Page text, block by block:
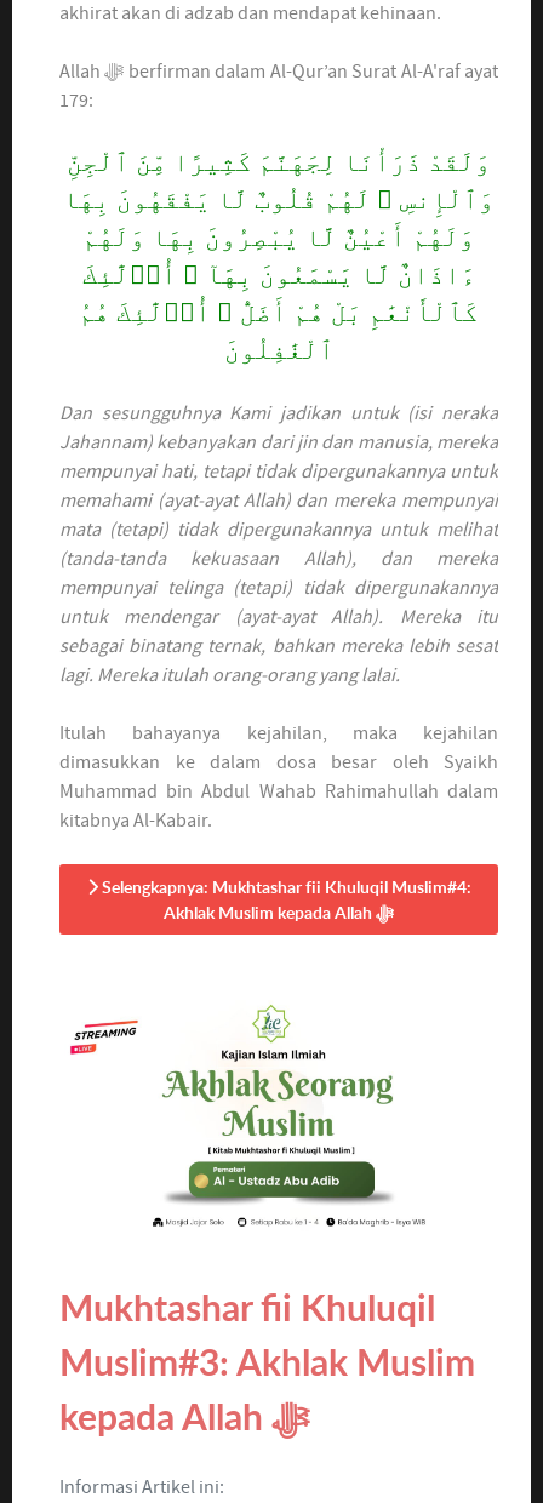
akhirat akan di adzab dan mendapat kehinaan.
Allah ﷻ berfirman dalam Al-Qur’an Surat Al-A'raf ayat
179:
وَلَقَدْ ذَرَأْنَا لِجَهَنَّمَ كَثِيرًا مِّنَ ٱلْجِنِّ
وَٱلْإِنسِ ۖ لَهُمْ قُلُوبٌ لَّا يَفْقَهُونَ بِهَا
وَلَهُمْ أَعْيُنٌ لَّا يُبْصِرُونَ بِهَا وَلَهُمْ
ءَاذَانٌ لَّا يَسْمَعُونَ بِهَآ ۚ أُو۟لَٰٓئِكَ
كَٱلْأَنْعَٰمِ بَلْ هُمْ أَضَلُّ ۚ أُو۟لَٰٓئِكَ هُمُ
ٱلْغَٰفِلُونَ
Dan sesungguhnya Kami jadikan untuk (isi neraka
Jahannam) kebanyakan dari jin dan manusia, mereka
mempunyai hati, tetapi tidak dipergunakannya untuk
memahami (ayat-ayat Allah) dan mereka mempunyai
mata (tetapi) tidak dipergunakannya untuk melihat
(tanda-tanda kekuasaan Allah), dan mereka
mempunyai telinga (tetapi) tidak dipergunakannya
untuk mendengar (ayat-ayat Allah). Mereka itu
sebagai binatang ternak, bahkan mereka lebih sesat
lagi. Mereka itulah orang-orang yang lalai.
Itulah bahayanya kejahilan, maka kejahilan
dimasukkan ke dalam dosa besar oleh Syaikh
Muhammad bin Abdul Wahab Rahimahullah dalam
kitabnya Al-Kabair.
Selengkapnya: Mukhtashar fii Khuluqil Muslim#4:
Akhlak Muslim kepada Allah ﷻ
Mukhtashar fii Khuluqil
Muslim#3: Akhlak Muslim
kepada Allah ﷻ
Informasi Artikel ini: